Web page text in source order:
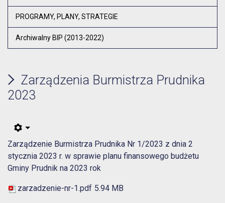
PROGRAMY, PLANY, STRATEGIE
Archiwalny BIP (2013-2022)
Zarządzenia Burmistrza Prudnika
2023
Zarządzenie Burmistrza Prudnika Nr 1/2023 z dnia 2
stycznia 2023 r. w sprawie planu finansowego budżetu
Gminy Prudnik na 2023 rok
zarzadzenie-nr-1.pdf 5.94 MB